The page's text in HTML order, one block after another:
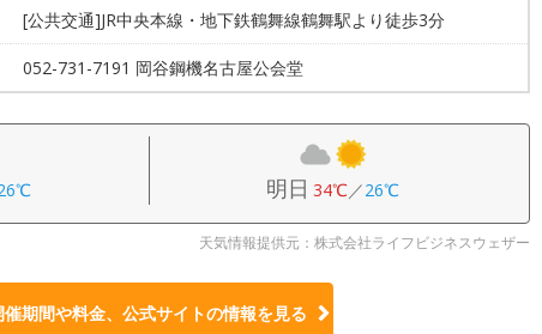
[公共交通]JR中央本線・地下鉄鶴舞線鶴舞駅より徒歩3分
052-731-7191 岡谷鋼機名古屋公会堂
明日 34℃／26℃
天気情報提供元：株式会社ライフビジネスウェザー
催期間や料金、公式サイトの情報を見る